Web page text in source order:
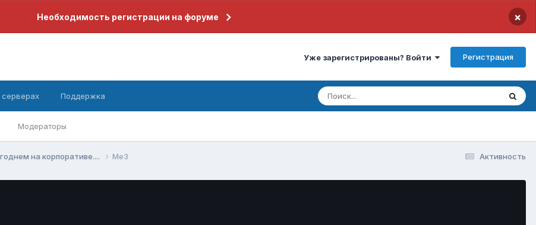
Необходимость регистрации на форуме ×
Уже зарегистрированы? Войти Регистрация
Модераторы
Поддержка
Активность
на корпоративе.... Me3